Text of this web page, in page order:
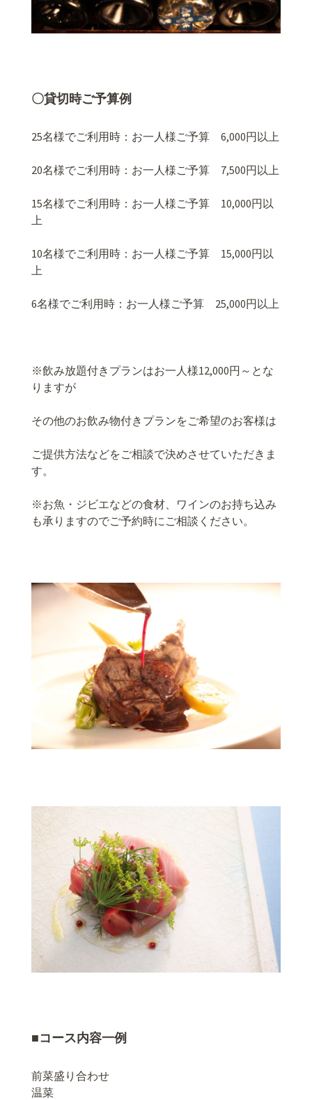
〇貸切時ご予算例
25名様でご利用時：お一人様ご予算 6,000円以上
20名様でご利用時：お一人様ご予算 7,500円以上
15名様でご利用時：お一人様ご予算 10,000円以
上
10名様でご利用時：お一人様ご予算 15,000円以
上
6名様でご利用時：お一人様ご予算 25,000円以上
※飲み放題付きプランはお一人様12,000円～とな
りますが
その他のお飲み物付きプランをご希望のお客様は
ご提供方法などをご相談で決めさせていただきま
す。
※お魚・ジビエなどの食材、ワインのお持ち込み
も承りますのでご予約時にご相談ください。
■コース内容一例
前菜盛り合わせ
温菜